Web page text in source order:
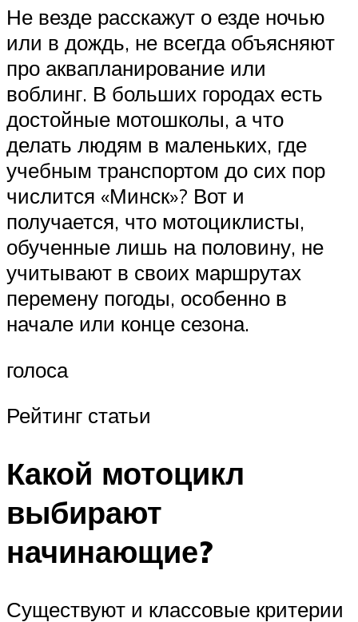
Не везде расскажут о езде ночью
или в дождь, не всегда объясняют
про аквапланирование или
воблинг. В больших городах есть
достойные мотошколы, а что
делать людям в маленьких, где
учебным транспортом до сих пор
числится «Минск»? Вот и
получается, что мотоциклисты,
обученные лишь на половину, не
учитывают в своих маршрутах
перемену погоды, особенно в
начале или конце сезона.
голоса
Рейтинг статьи
Какой мотоцикл
выбирают
начинающие?
Существуют и классовые критерии